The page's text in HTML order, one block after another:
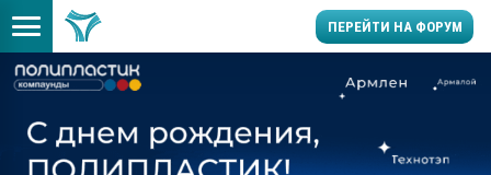
ПЕРЕЙТИ НА ФОРУМ